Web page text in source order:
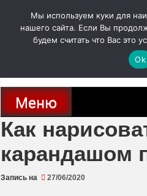
содержимому
Новости про современные
и
Меню
Как
карандашом
Запись на 27/06/2020
Мы используем куки для
нашего сайта. Если Вы
будем считать что Вас это
Ok